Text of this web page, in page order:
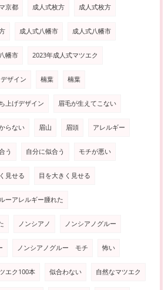
京都 成人式枚方 成人式枚方
成人式八幡市 成人式八幡市
幡市 2023年成人式マツエク
ザイン 楠葉 楠葉
上げデザイン 眉毛が生えてこない
らない 眉山 眉頭 アレルギー
う 自分に似合う モチが悪い
見せる 目を大きく見せる
ーアレルギー腫れた
ノンシアノ ノンシアノグルー
ノンシアノグルー モチ 怖い
エク100本 似合わない 自然なマツエク